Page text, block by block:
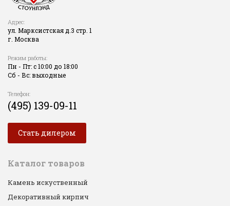
Адрес:
ул. Марксистская д.3 стр. 1
г. Москва
Режим работы:
Пн - Пт: с 10:00 до 18:00
Сб - Вс: выходные
Телефон:
(495) 139-09-11
Стать дилером
Каталог товаров
Камень искуственный
Декоративный кирпич